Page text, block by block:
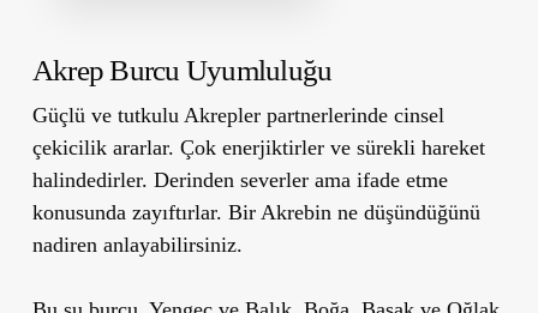
Akrep Burcu Uyumluluğu
Güçlü ve tutkulu Akrepler partnerlerinde cinsel
çekicilik ararlar. Çok enerjiktirler ve sürekli hareket
halindedirler. Derinden severler ama ifade etme
konusunda zayıftırlar. Bir Akrebin ne düşündüğünü
nadiren anlayabilirsiniz.